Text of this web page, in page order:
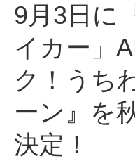
9月3日に
イカー」
ク！うち
ーン』を
決定！